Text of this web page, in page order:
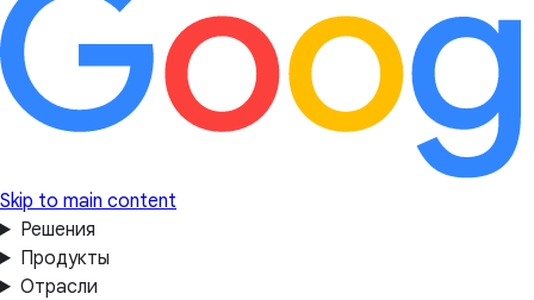
Skip to main content
Решения
Продукты
Отрасли